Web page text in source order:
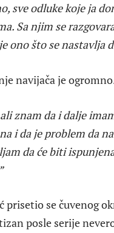
sve odluke koje ja
Sa njim se
ono što se nastavlja
navijača je
znam da i dalje
i da je problem da
da će biti
prisetio se čuvenog
posle serije